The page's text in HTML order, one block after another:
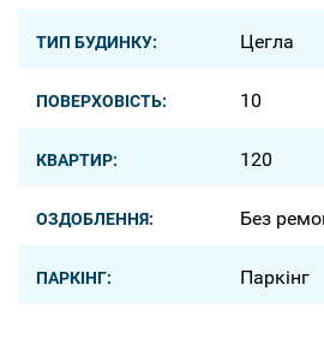
ТИП БУДИНКУ: Цегла
ПОВЕРХОВІСТЬ: 10
КВАРТИР: 120
ОЗДОБЛЕННЯ: Без
ПАРКІНГ: Паркінг